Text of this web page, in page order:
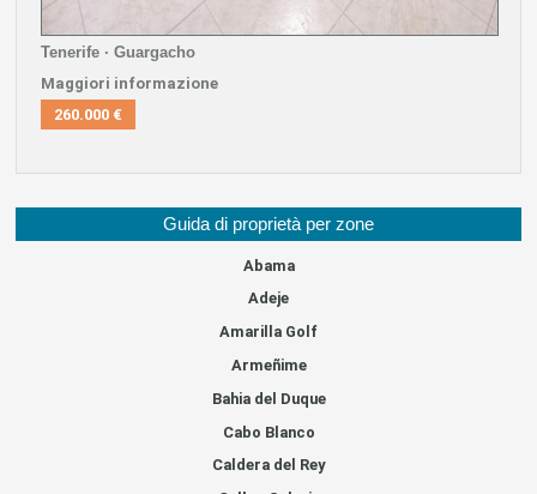
Tenerife · Guargacho
Maggiori informazione
260.000 €
Guida di proprietà per zone
Abama
Adeje
Amarilla Golf
Armeñime
Bahia del Duque
Cabo Blanco
Caldera del Rey